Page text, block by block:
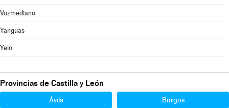
Vozmediano
Yanguas
Yelo
Provincias de Castilla y León
Ávila Burgos